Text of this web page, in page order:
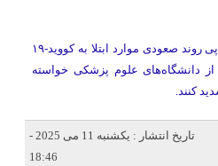
کوش نیوز-وزارت بهداشت در پی روند صعودی موارد ابتلا به کووید-۱۹
از دانشگاه‌های علوم پزشکی خواسته
کنند.
تاریخ انتشار : یکشنبه 11 می 2025 -
18:46